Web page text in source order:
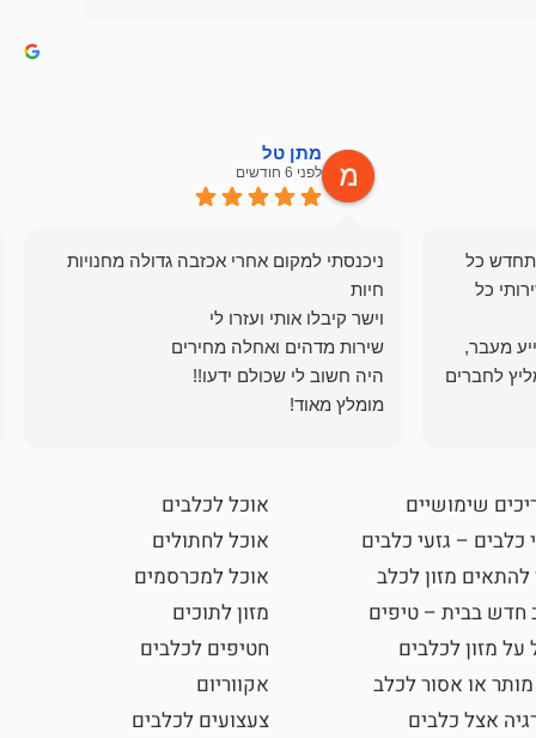
כל
כל
מעבר,
לחברים
מתן טל
לפני 6 חודשים
ניכנסתי למקום אחרי אכזבה גדולה מחנויות
מומלץ מאוד!
שימושיים
כלבים – גזעי כלבים
להתאים מזון לכלב
חדש בבית – טיפים
על מזון לכלבים
או אסור לכלב
אצל כלבים
אוכל לכלבים
אוכל לחתולים
אוכל למכרסמים
מזון לתוכים
חטיפים לכלבים
אקווריום
צעצועים לכלבים